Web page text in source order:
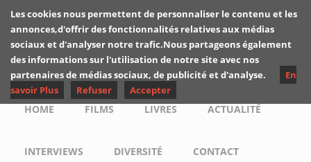
Skip to main content
Les critiques de
Yuyine
Main menu
HOME FILMS LIVRES ACTUALITÉ
INTERVIEWS DIVERSITÉ CONTACT
Les cookies nous permettent de personnaliser le contenu et les
annonces,d'offrir des fonctionnalités relatives aux médias
sociaux et d'analyser notre trafic.Nous partageons également
des informations sur l'utilisation de notre site avec nos
partenaires de médias sociaux, de publicité et d'analyse.
En
savoir Plus
Refuser Accepter